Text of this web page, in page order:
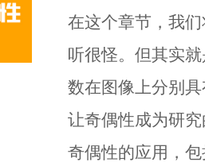
在这个章节，我
听很怪。但其实
数在图像上分别
让奇偶性成为研
奇偶性的应用，